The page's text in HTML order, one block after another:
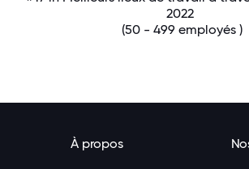
2022
(50 - 499 employés )
À propos